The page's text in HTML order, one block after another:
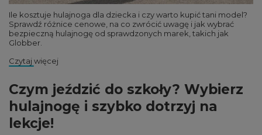
Ile kosztuje hulajnoga dla dziecka i czy warto kupić tani model?
Sprawdź różnice cenowe, na co zwrócić uwagę i jak wybrać
bezpieczną hulajnogę od sprawdzonych marek, takich jak
Globber.
Czytaj więcej
Czym jeździć do szkoły? Wybierz
hulajnogę i szybko dotrzyj na
lekcje!